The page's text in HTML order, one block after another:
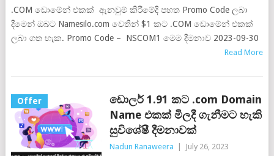
.COM ඩොමේන් එකක් ඇනවුම් කිරීමේදී පහත Promo Code ලබා
දීමෙන් ඔබට Namesilo.com වෙතින් $1 කට .COM ඩොමේන් එකක්
ලබා ගත හැක. Promo Code – NSCOM1 මෙම දීමනාව 2023-09-30
Read More
Offer
ඩොලර් 1.91 කට .com Domain
Name එකක් මිලදී ගැනීමට හැකි
සුවිශේෂී දීමනාවක්
Nadun Ranaweera July 26, 2023